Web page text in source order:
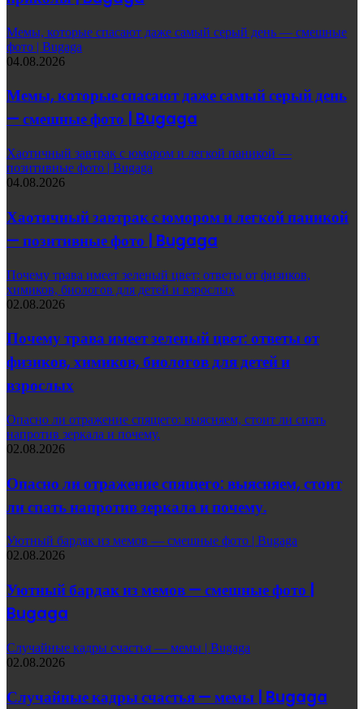
Мемы, которые спасают даже самый серый день — смешные
фото | Bugaga
04.08.2026
Мемы, которые спасают даже самый серый день
— смешные фото | Bugaga
Хаотичный завтрак с юмором и легкой паникой —
позитивные фото | Bugaga
04.08.2026
Хаотичный завтрак с юмором и легкой паникой
— позитивные фото | Bugaga
Почему трава имеет зеленый цвет: ответы от физиков,
химиков, биологов для детей и взрослых
02.08.2026
Почему трава имеет зеленый цвет: ответы от
физиков, химиков, биологов для детей и
взрослых
Опасно ли отражение спящего: выясняем, стоит ли спать
напротив зеркала и почему.
02.08.2026
Опасно ли отражение спящего: выясняем, стоит
ли спать напротив зеркала и почему.
Уютный бардак из мемов — смешные фото | Bugaga
02.08.2026
Уютный бардак из мемов — смешные фото |
Bugaga
Случайные кадры счастья — мемы | Bugaga
02.08.2026
Случайные кадры счастья — мемы | Bugaga